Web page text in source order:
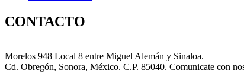
CONTACTO
Morelos 948 Local 8 entre Miguel Alemán y Sinaloa.
Cd. Obregón, Sonora, México. C.P. 85040. Comunicate con